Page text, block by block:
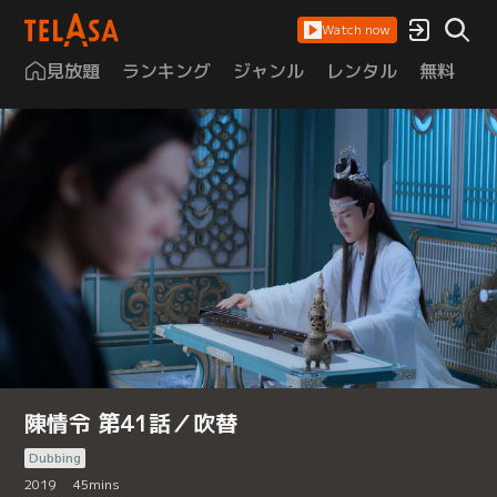
Watch now
見放題 ランキング ジャンル レンタル 無料
陳情令 第41話／吹替
Dubbing
2019
45mins